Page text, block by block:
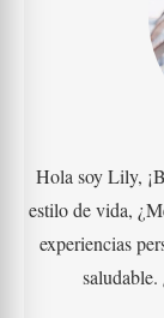
Hola soy Lily,
estilo de vida,
experiencias